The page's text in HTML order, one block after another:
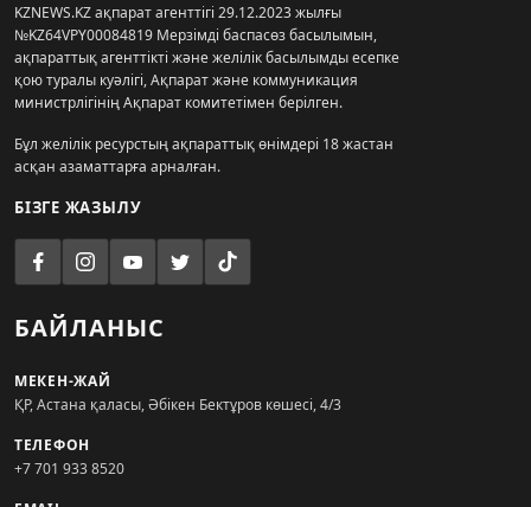
KZNEWS.KZ ақпарат агенттігі 29.12.2023 жылғы
№KZ64VPY00084819 Мерзімді баспасөз басылымын,
ақпараттық агенттікті және желілік басылымды есепке
қою туралы куәлігі, Ақпарат және коммуникация
министрлігінің Ақпарат комитетімен берілген.
Бұл желілік ресурстың ақпараттық өнімдері 18 жастан
асқан азаматтарға арналған.
БІЗГЕ ЖАЗЫЛУ
БАЙЛАНЫС
МЕКЕН-ЖАЙ
ҚР, Астана қаласы, Әбікен Бектұров көшесі, 4/3
ТЕЛЕФОН
+7 701 933 8520